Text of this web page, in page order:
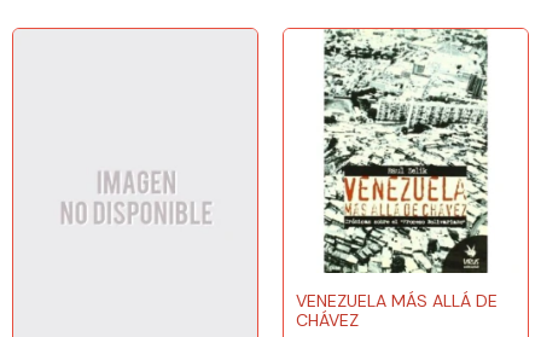
VENEZUELA MÁS ALLÁ DE
CHÁVEZ